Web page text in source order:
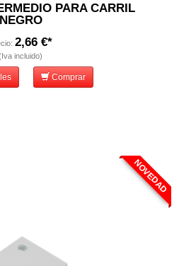
PARA CARRIL
NEGRO
2,66 €*
incluido)
Comprar
NOVEDAD